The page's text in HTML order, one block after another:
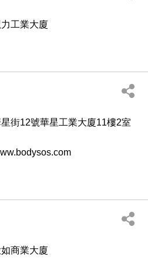
工業大廈
街12號華星工業大廈11樓2室
商業大廈